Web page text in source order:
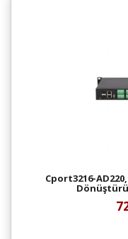
Cport3216-